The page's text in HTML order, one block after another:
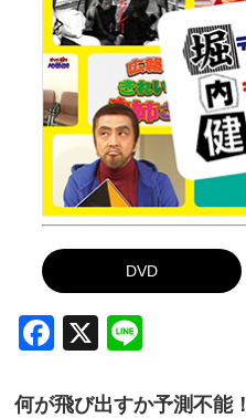
DVD
Facebook
X
何が飛び出すか予測不能！